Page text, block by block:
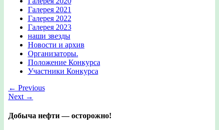
Галерея 2021
Галерея 2022
Галерея 2023
наши звезды
Новости и архив
Организаторы.
Положение Конкурса
Участники Конкурса
← Previous
Next →
Добыча нефти — осторожно!